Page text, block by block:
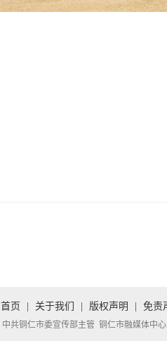
首页 关于我们 版权声明 免责
中共铜仁市委宣传部主管 铜仁市融媒体中心